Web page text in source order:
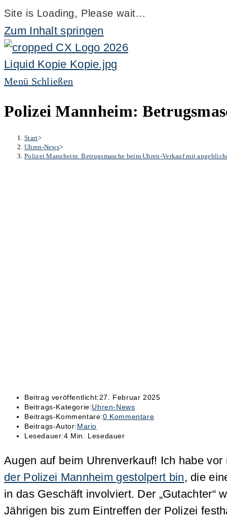
Site is Loading, Please wait...
Zum Inhalt springen
Menü Schließen
Polizei Mannheim:
Start>
Uhren-News>
Polizei Mannheim: Betrugsmasche beim Uhren-Verkauf mit
Beitrag veröffentlicht:27. Februar 2025
Beitrags-Kategorie:Uhren-News
Beitrags-Kommentare:0 Kommentare
Beitrags-Autor:Mario
Lesedauer:4 Min. Lesedauer
Augen auf beim Uhrenverkauf! Ich habe
der Polizei Mannheim gestolpert bin, die
in das Geschäft involviert. Der
Jährigen bis zum Eintreffen der Polizei